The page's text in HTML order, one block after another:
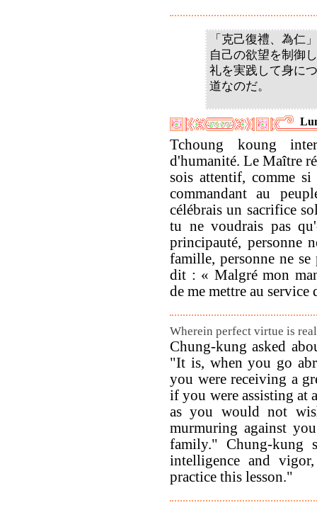
「克己復禮、為仁」
自己の欲望を制御
礼を実践して身に
道なのだ。
Tchoung koung
d'humanité. Le Maître
sois attentif, comme
commandant au
célébrais un sacrifice
tu ne voudrais pas
principauté, personne
famille, personne ne
dit : « Malgré mon
de me mettre au service
Wherein perfect virtue is
Chung-kung asked
"It is, when you go
you were receiving a
if you were assisting at
as you would not
murmuring against
family." Chung-kung
intelligence and
practice this lesson."